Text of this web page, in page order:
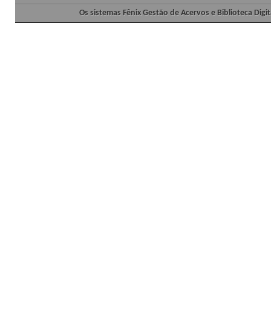
Os sistemas Fênix Gestão de Acervos e Biblioteca